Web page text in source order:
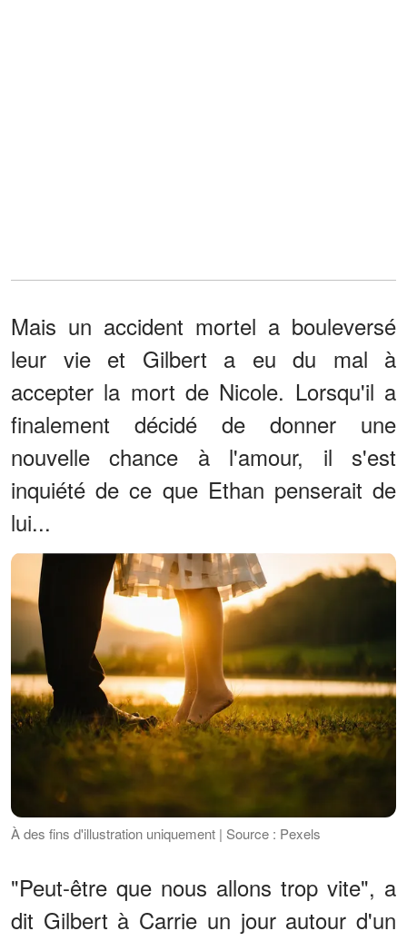
Mais un accident mortel a bouleversé
leur vie et Gilbert a eu du mal à
accepter la mort de Nicole. Lorsqu'il a
finalement décidé de donner une
nouvelle chance à l'amour, il s'est
inquiété de ce que Ethan penserait de
lui...
À des fins d'illustration uniquement | Source : Pexels
"Peut-être que nous allons trop vite", a
dit Gilbert à Carrie un jour autour d'un